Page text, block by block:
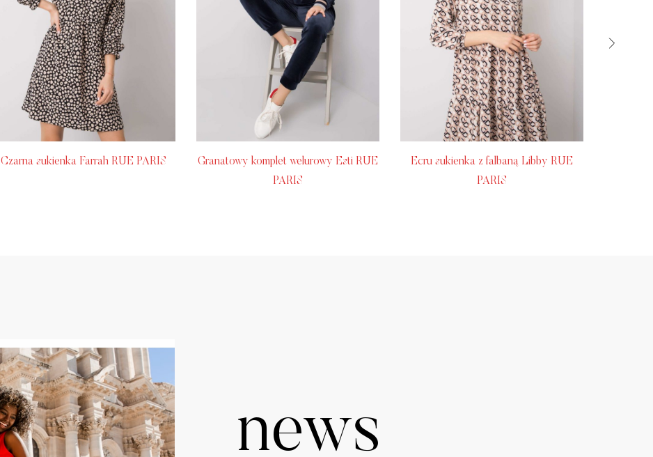
Czarna sukienka Farrah RUE PARIS
Granatowy komplet welurowy Esti RUE
PARIS
Ecru sukienka z falbaną Libby RUE
PARIS
news